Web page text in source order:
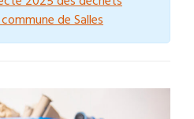
de Salles